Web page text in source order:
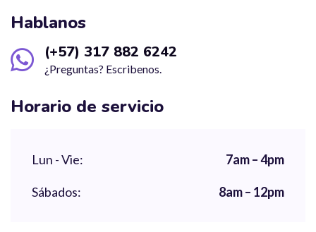
Hablanos
(+57) 317 882 6242
¿Preguntas? Escribenos.
Horario de servicio
Lun - Vie: 7am – 4pm
Sábados: 8am – 12pm